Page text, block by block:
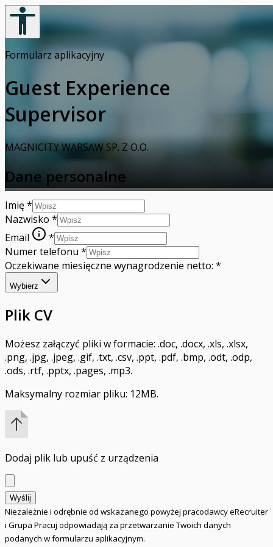
Formularz aplikacyjny
Guest Experience
Supervisor
MAGNICITY WARSAW SP. Z O.O.
Dane personalne
Imię*
Nazwisko *
Email
*
Numer telefonu *
Oczekiwane miesięczne wynagrodzenie netto: *
Wybierz
Plik CV
Możesz załączyć pliki w formacie: .doc, .docx, .xls, .xlsx,
.png, .jpg, .jpeg, .gif, .txt, .csv, .ppt, .pdf, .bmp, .odt, .odp,
.ods, .rtf, .pptx, .pages, .mp3.
Maksymalny rozmiar pliku: 12MB.
Dodaj plik lub upuść z urządzenia
Wyślij
Niezależnie i odrębnie od wskazanego powyżej pracodawcy eRecruiter
i Grupa Pracuj odpowiadają za przetwarzanie Twoich danych
podanych w formularzu aplikacyjnym.